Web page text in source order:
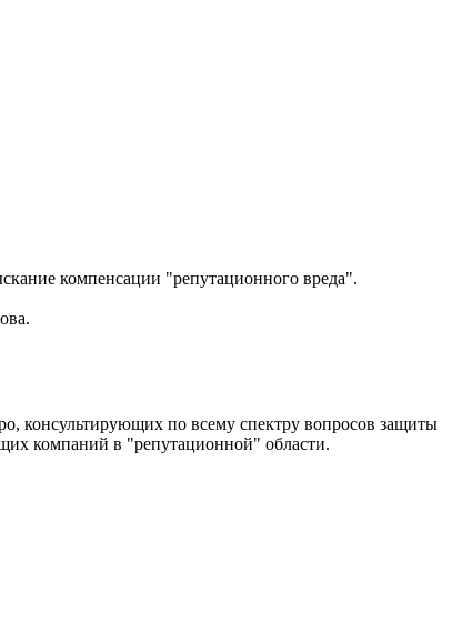
компенсации "репутационного вреда".
консультирующих по всему спектру вопросов защиты
компаний в "репутационной" области.